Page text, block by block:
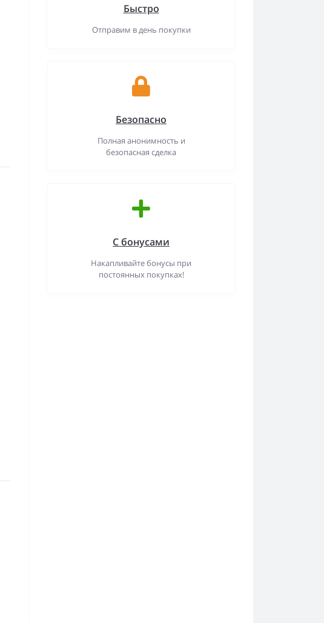
Быстро
Отправим в день покупки
Безопасно
Полная анонимность и
безопасная сделка
С бонусами
Накапливайте бонусы при
постоянных покупках!